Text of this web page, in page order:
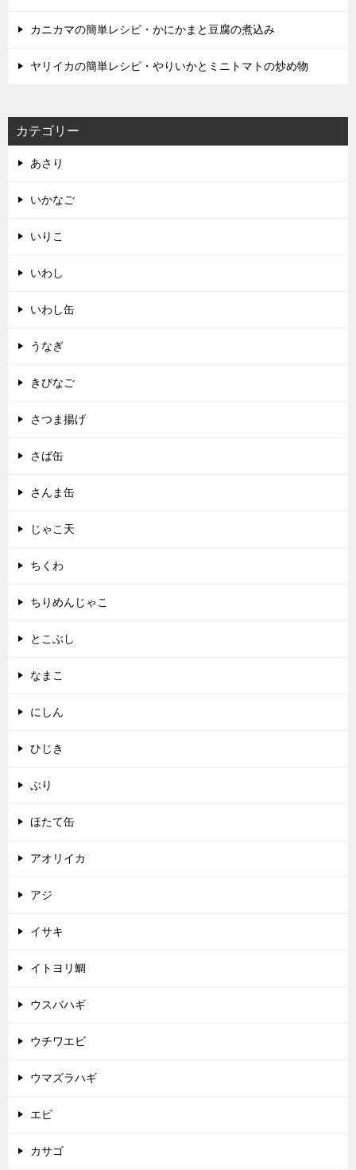
カニカマの簡単レシピ・かにかまと豆腐の煮込み
ヤリイカの簡単レシピ・やりいかとミニトマトの炒め物
カテゴリー
あさり
いかなご
いりこ
いわし
いわし缶
うなぎ
きびなご
さつま揚げ
さば缶
さんま缶
じゃこ天
ちくわ
ちりめんじゃこ
とこぶし
なまこ
にしん
ひじき
ぶり
ほたて缶
アオリイカ
アジ
イサキ
イトヨリ鯛
ウスバハギ
ウチワエビ
ウマズラハギ
エビ
カサゴ